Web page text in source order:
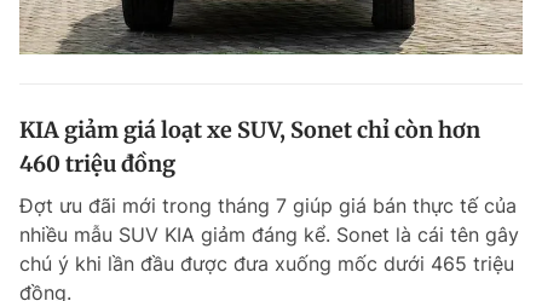
KIA giảm giá loạt xe SUV, Sonet chỉ còn hơn
460 triệu đồng
Đợt ưu đãi mới trong tháng 7 giúp giá bán thực tế của
nhiều mẫu SUV KIA giảm đáng kể. Sonet là cái tên gây
chú ý khi lần đầu được đưa xuống mốc dưới 465 triệu
đồng.